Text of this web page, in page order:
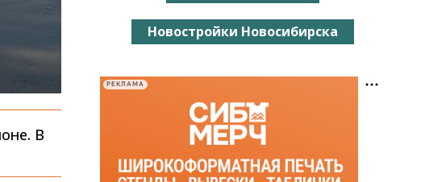
В
Новостройки Новосибирска
РЕКЛАМА